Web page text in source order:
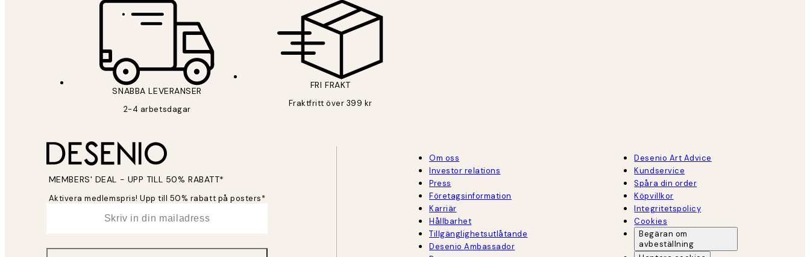
SNABBA LEVERANSER
2-4 arbetsdagar
FRI FRAKT
Fraktfritt över 399 kr
MEMBERS' DEAL - UPP TILL 50% RABATT*
Aktivera medlemspris! Upp till 50% rabatt på posters*
Om oss
Investor relations
Press
Företagsinformation
Karriär
Hållbarhet
Tillgänglighetsutlåtande
Desenio Ambassador
Desenio Art Advice
Kundservice
Spåra din order
Köpvillkor
Integritetspolicy
Cookies
Begäran om
avbeställning